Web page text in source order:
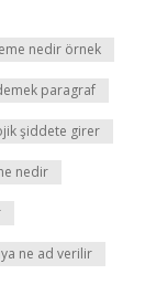
nedir örnek
paragraf
şiddete girer
nedir
ne ad verilir